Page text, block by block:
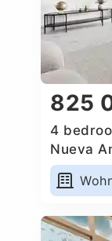
825
4
Nueva